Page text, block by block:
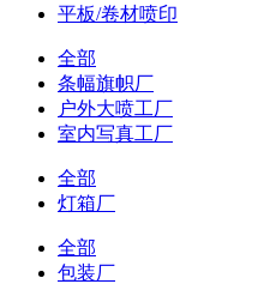
平板/卷材喷印
全部
条幅旗帜厂
户外大喷工厂
室内写真工厂
全部
灯箱厂
全部
包装厂